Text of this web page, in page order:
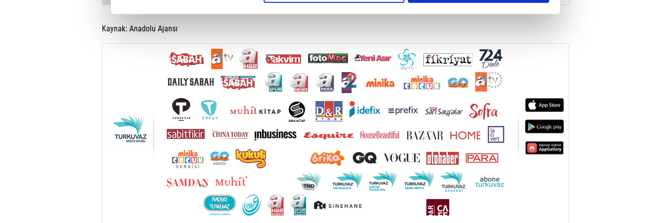
Sizlere daha iyi bir hizmet sunabilmek için İnternet Sitemizde kendimize ve üçüncü kişilere ait çerezler kullanılmaktadır. Bu
çerezler vasıtasıyla çeşitli kişisel verileriniz işlenmekte olup gerekli olan çerezler bilgi toplumu hizmetlerinin sunulması
amacıyla kullanılmaktadır. Diğer çerezler, sitemizin daha işlevsel kılınması ve kişiselleştirilmesi ve sizlere yönelik
reklam/pazarlama faaliyetlerinin yapılması, amaçlarıyla sınırlı olarak açık rızanız dahilinde kullanılacaktır.
Çerezlere ilişkin tercihlerinizi aşağıda yer alan panel vasıtasıyla belirleyebilirsiniz. Çerezlere ilişkin detaylı bilgi için Ayarlar
butonuna tıklayabilir,Çerez Bilgilendirme Metnimiziziyaret edebilirsiniz.
6698 sayılı Kişisel Verilerin Korunması Kanunu uyarınca hazırlanmış Aydınlatma Metnimizi okumak ve sitemizde ilgili
mevzuata uygun olarak kullanılan çerezlerle ilgili bilgi almak için lütfentıklayınız.
Kaynak: Anadolu Ajansı